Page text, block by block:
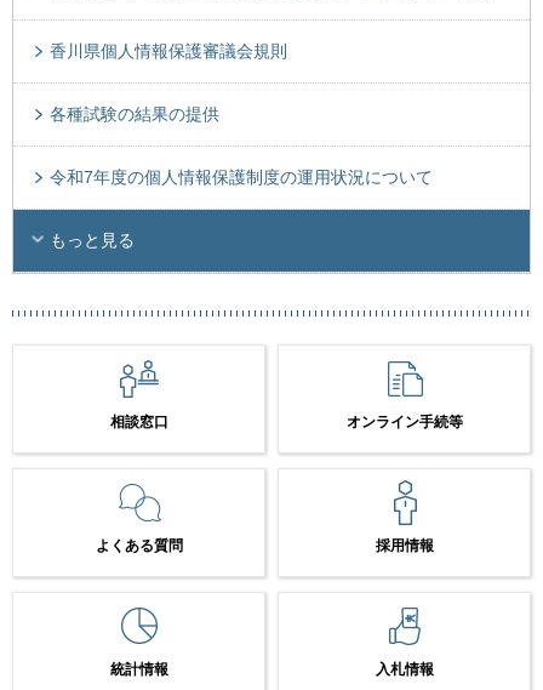
香川県個人情報保護審議会規則
各種試験の結果の提供
令和7年度の個人情報保護制度の運用状況について
もっと見る
相談窓口 オンライン手続等
よくある質問 採用情報
統計情報 入札情報